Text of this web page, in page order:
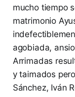
mucho tiempo
matrimonio
agobiada,
Arrimadas
y taimados
Sánchez, Iván